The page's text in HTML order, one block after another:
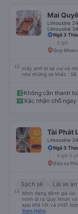
cho đến khoảng 8:00
thuộc vào tài xế, và
đặn hơn trong tương
vụ xe buýt giường
vẫn là một trong những
tuyến đường này. Tôi
dừng xe thường xuyên
đường này một lần nữa
Mai
Limousine
Limousine
Ngã 3
3 giờ
Quy Nhơn
mấy anh lơ xe vui vẻ
như những xe khác .
Không cần thanh
Xác nhận chỗ ngay
Tài Phát
Limousine
Ngã 3
4 giờ 5
Bến xe
Sạch sẽ Lái xe
Mình đang đánh giá
mình đi ra Quy Nhơn
app khá tốt và chất
giường đôi và vừa đủ
Xem thêm